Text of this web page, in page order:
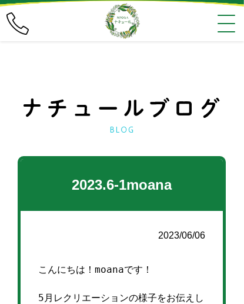
2023.6-1moana
2023/06/06
こんにちは！moanaです！
5月レクリエーションの様子をお伝えし